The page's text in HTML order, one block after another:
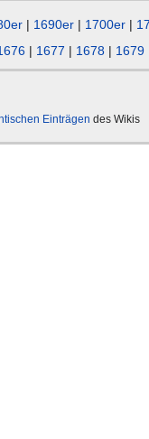
| 1690er | 1700er |
| 1677 | 1678| 1679
Einträgen des Wikis